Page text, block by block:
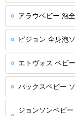
アラウベビー 泡
ピジョン 全身泡
エトヴォス ベビ
パックスベビー
ジョンソンベビ